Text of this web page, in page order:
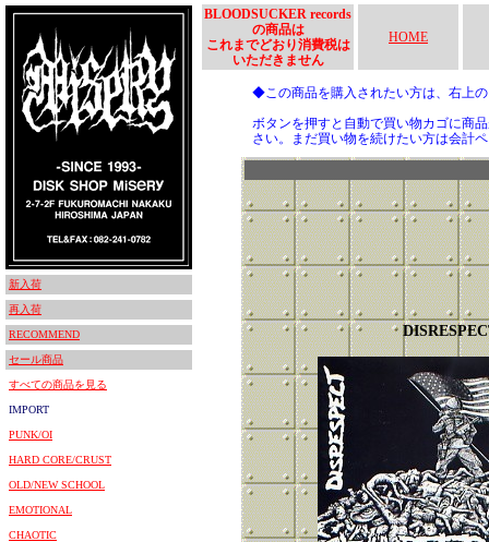
新入荷
再入荷
RECOMMEND
セール商品
すべての商品を見る
IMPORT
PUNK/OI
HARD CORE/CRUST
OLD/NEW SCHOOL
EMOTIONAL
CHAOTIC
BLOODSUCKER records
の商品は
これまでどおり消費税は
いただきません
HOME
◆この商品を購入されたい方は、右上
ボタンを押すと自動で買い物カゴに商
さい。まだ買い物を続けたい方は会計